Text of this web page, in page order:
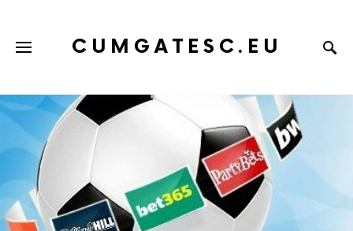
CUMGATESC.EU